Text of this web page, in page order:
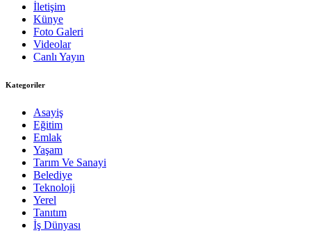
İletişim
Künye
Foto Galeri
Videolar
Canlı Yayın
Kategoriler
Asayiş
Eğitim
Emlak
Yaşam
Tarım Ve Sanayi
Belediye
Teknoloji
Yerel
Tanıtım
İş Dünyası